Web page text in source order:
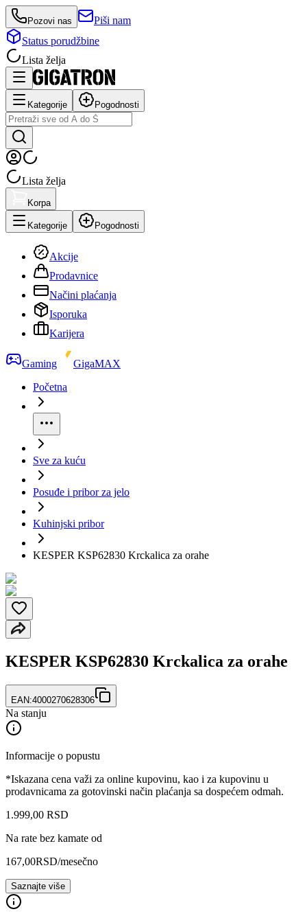
Pozovi nas
Piši nam
Status porudžbine
Lista želja
Kategorije Pogodnosti
Lista želja
Korpa
Kategorije Pogodnosti
Akcije
Prodavnice
Načini plaćanja
Isporuka
Karijera
Gaming
GigaMAX
Početna
Sve za kuću
Posuđe i pribor za jelo
Kuhinjski pribor
KESPER KSP62830 Krckalica za orahe
KESPER KSP62830 Krckalica za orahe
EAN:4000270628306
Na stanju
Informacije o popustu
*Iskazana cena važi za online kupovinu, kao i za kupovinu u
prodavnicama za gotovinski način plaćanja sa dospećem odmah.
1.999,00 RSD
Na rate bez kamate od
167,00RSD/mesečno
Saznajte više